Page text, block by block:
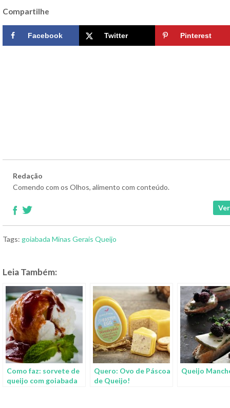
Compartilhe
Facebook Twitter Pinterest
Redação
Comendo com os Olhos, alimento com conteúdo.
Tags: goiabada Minas Gerais Queijo
Leia Também:
Como faz: sorvete de
queijo com goiabada
Quero: Ovo de Páscoa
de Queijo!
Queijo